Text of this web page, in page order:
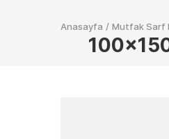
Anasayfa / Mutfak Sarf